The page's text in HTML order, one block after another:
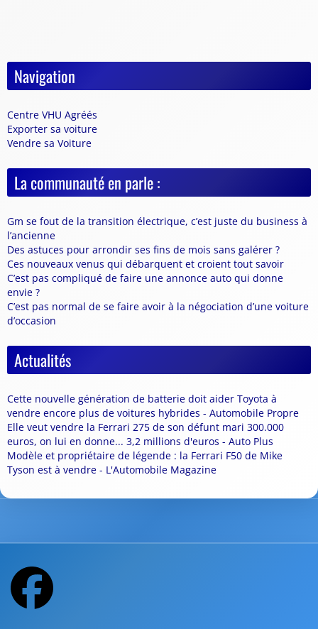
Navigation
Centre VHU Agréés
Exporter sa voiture
Vendre sa Voiture
La communauté en parle :
Gm se fout de la transition électrique, c’est juste du business à
l’ancienne
Des astuces pour arrondir ses fins de mois sans galérer ?
Ces nouveaux venus qui débarquent et croient tout savoir
C’est pas compliqué de faire une annonce auto qui donne
envie ?
C’est pas normal de se faire avoir à la négociation d’une voiture
d’occasion
Actualités
Cette nouvelle génération de batterie doit aider Toyota à
vendre encore plus de voitures hybrides - Automobile Propre
Elle veut vendre la Ferrari 275 de son défunt mari 300.000
euros, on lui en donne... 3,2 millions d'euros - Auto Plus
Modèle et propriétaire de légende : la Ferrari F50 de Mike
Tyson est à vendre - L'Automobile Magazine